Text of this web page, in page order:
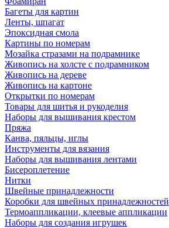
Багеты для картин
Ленты, шпагат
Эпоксидная смола
Картины по номерам
Мозайка стразами на подрамнике
Живопись на холсте с подрамником
Живопись на дереве
Живопись на картоне
Открытки по номерам
Товары для шитья и рукоделия
Наборы для вышивания крестом
Пряжа
Канва, пяльцы, иглы
Инструменты для вязания
Наборы для вышивания лентами
Бисероплетение
Нитки
Швейные принадлежности
Коробки для швейных принадлежностей
Термоаппликации, клеевые аппликации
Наборы для создания игрушек